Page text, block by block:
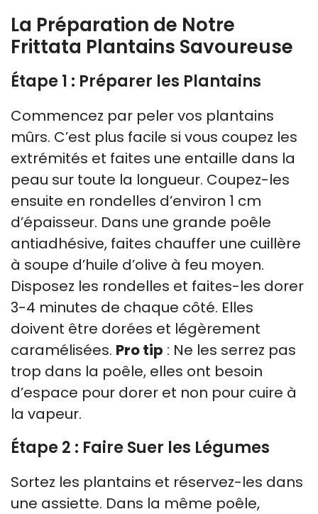
La Préparation de Notre
Frittata Plantains Savoureuse
Étape 1 : Préparer les Plantains
Commencez par peler vos plantains
mûrs. C’est plus facile si vous coupez les
extrémités et faites une entaille dans la
peau sur toute la longueur. Coupez-les
ensuite en rondelles d’environ 1 cm
d’épaisseur. Dans une grande poêle
antiadhésive, faites chauffer une cuillère
à soupe d’huile d’olive à feu moyen.
Disposez les rondelles et faites-les dorer
3-4 minutes de chaque côté. Elles
doivent être dorées et légèrement
caramélisées. Pro tip : Ne les serrez pas
trop dans la poêle, elles ont besoin
d’espace pour dorer et non pour cuire à
la vapeur.
Étape 2 : Faire Suer les Légumes
Sortez les plantains et réservez-les dans
une assiette. Dans la même poêle,